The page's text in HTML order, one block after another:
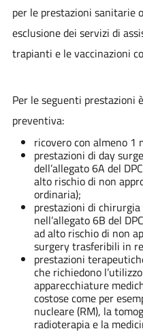
per le prestazioni sanitarie
esclusione dei servizi di
trapianti e le vaccinazioni
Per le seguenti prestazioni
preventiva:
ricovero con almeno 1
prestazioni di day
dell’allegato 6A del
alto rischio di non
ordinaria);
prestazioni di
nell’allegato 6B del
ad alto rischio di non
surgery trasferibili in
prestazioni
che richiedono
apparecchiature
costose come per
nucleare (RM), la
radioterapia e la